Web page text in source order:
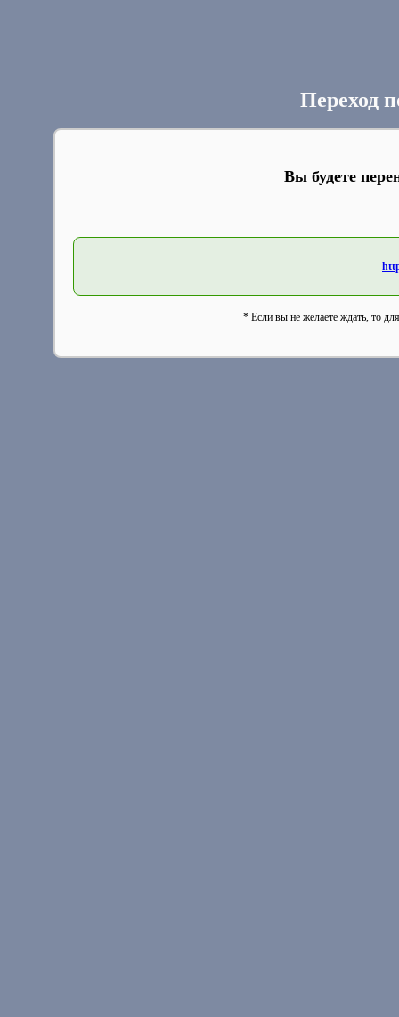
Переход
Вы будете
* Если вы не желаете ждать, то